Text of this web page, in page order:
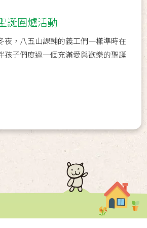
誕圍爐活動
夜，八五山課輔的義工們一樣準時在
孩子們度過一個充滿愛與歡樂的聖誕